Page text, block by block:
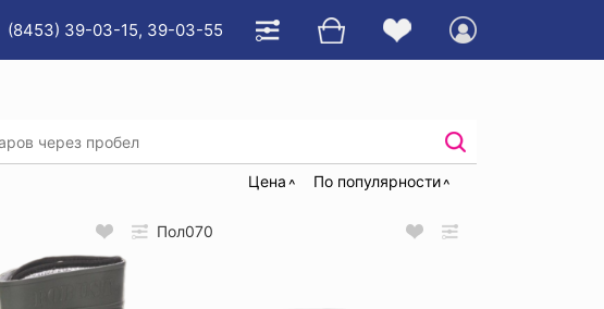
(8453) 39-03-15, 39-03-55
Цена По популярности
Пол070